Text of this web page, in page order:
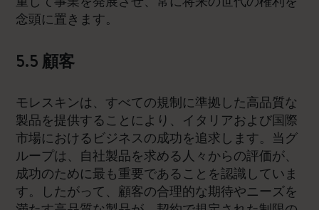
念頭に置きます。
5.5 顧客
モレスキンは、すべての規制に準拠した高品質な
製品を提供することにより、イタリアおよび国際
市場におけるビジネスの成功を追求します。当グ
ループは、自社製品を求める人々からの評価が、
成功のために最も重要であることを認識していま
す。したがって、顧客の合理的な期待やニーズを